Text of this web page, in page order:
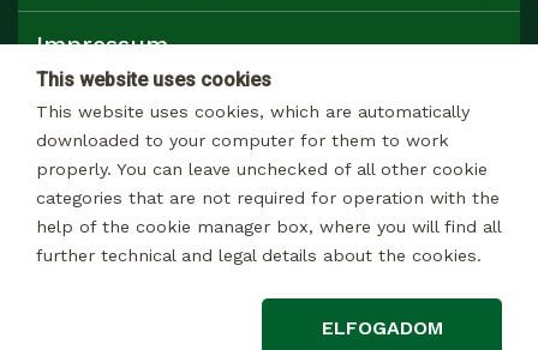
This website uses cookies
This website uses cookies, which are automatically
downloaded to your computer for them to work
properly. You can leave unchecked of all other cookie
categories that are not required for operation with the
help of the cookie manager box, where you will find all
further technical and legal details about the cookies.
ELFOGADOM
Impressum
Datenschutz
Katalog
© 2026 Alle rechte Vorbehalten